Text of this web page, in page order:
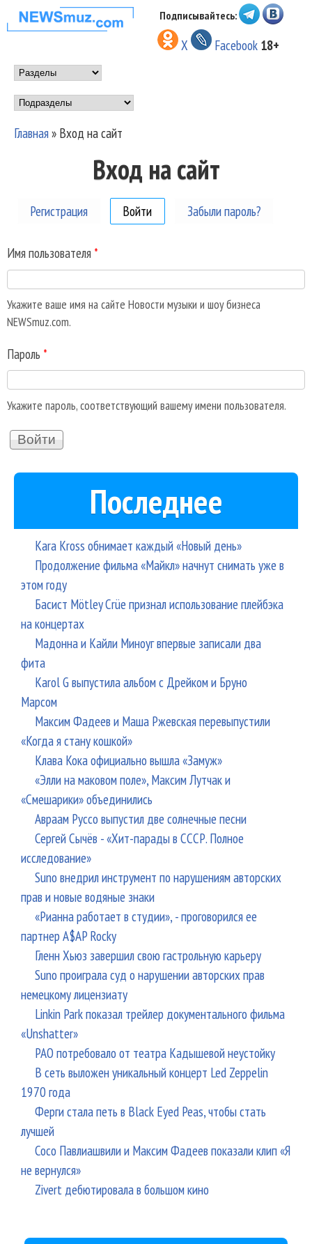
Перейти к основному
содержанию
НОВОСТИ
МУЗЫКИ И
ШОУ БИЗНЕСА
NEWSMUZ.COM
Подписывайтесь:
X Facebook 18+
Main menu
Подразделы
Вы здесь
Главная» Вход на сайт
Вход на сайт
Регистрация Войти (активная вкладка)
Забыли пароль?
Имя пользователя *
Укажите ваше имя на сайте Новости музыки и шоу бизнеса
NEWSmuz.com.
Пароль *
Укажите пароль, соответствующий вашему имени пользователя.
Последнее
Kara Kross обнимает каждый «Новый день»
Продолжение фильма «Майкл» начнут снимать уже в
этом году
Басист Mötley Crüe признал использование плейбэка
на концертах
Мадонна и Кайли Миноуг впервые записали два
фита
Karol G выпустила альбом с Дрейком и Бруно
Марсом
Максим Фадеев и Маша Ржевская перевыпустили
«Когда я стану кошкой»
Клава Кока официально вышла «Замуж»
«Элли на маковом поле», Максим Лутчак и
«Смешарики» объединились
Авраам Руссо выпустил две солнечные песни
Сергей Сычёв - «Хит-парады в СССР. Полное
исследование»
Suno внедрил инструмент по нарушениям авторских
прав и новые водяные знаки
«Рианна работает в студии», - проговорился ее
партнер A$AP Rocky
Гленн Хьюз завершил свою гастрольную карьеру
Suno проиграла суд о нарушении авторских прав
немецкому лицензиату
Linkin Park показал трейлер документального фильма
«Unshatter»
РАО потребовало от театра Кадышевой неустойку
В сеть выложен уникальный концерт Led Zeppelin
1970 года
Ферги стала петь в Black Eyed Peas, чтобы стать
лучшей
Сосо Павлиашвили и Максим Фадеев показали клип «Я
не вернулся»
Zivert дебютировала в большом кино